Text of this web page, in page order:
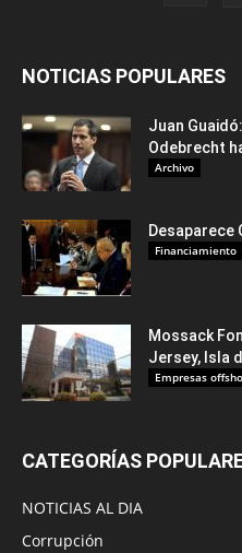
NOTICIAS POPULARES
Juan
Odebrecht
Archivo
Desaparece
Financiamiento
Mossack
Jersey, Isla
Empresas
CATEGORÍAS
NOTICIAS AL DIA
Corrupción